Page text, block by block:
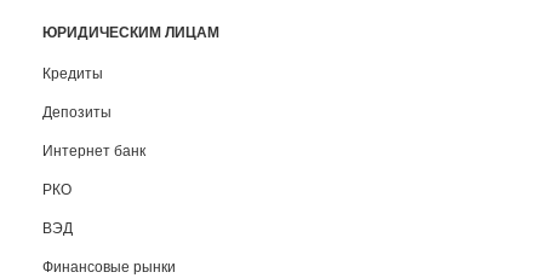
ЮРИДИЧЕСКИМ ЛИЦАМ
Кредиты
Депозиты
Интернет банк
РКО
ВЭД
Финансовые рынки